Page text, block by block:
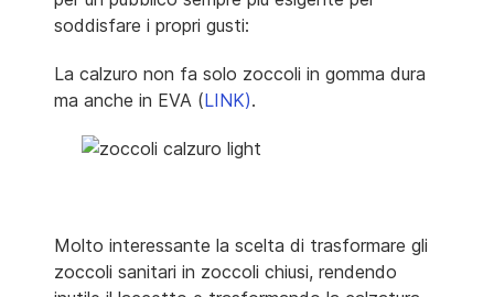
soddisfare i propri gusti:
La calzuro non fa solo zoccoli in gomma dura
ma anche in EVA (LINK).
Molto interessante la scelta di trasformare gli
zoccoli sanitari in zoccoli chiusi, rendendo